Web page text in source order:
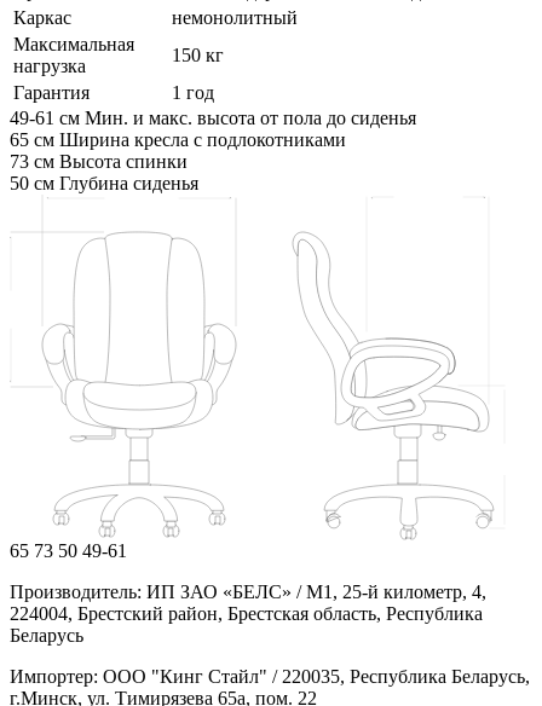
Каркас
немонолитный
Максимальная
нагрузка
150 кг
Гарантия
1 год
49-61 см Мин. и макс. высота от пола до сиденья
65 см Ширина кресла с подлокотниками
73 см Высота спинки
50 см Глубина сиденья
65 73 50 49-61
Производитель: ИП ЗАО «БЕЛС» / М1, 25-й километр, 4,
224004, Брестский район, Брестская область, Республика
Беларусь
Импортер: ООО "Кинг Стайл" / 220035, Республика Беларусь,
г.Минск, ул. Тимирязева 65а, пом. 22